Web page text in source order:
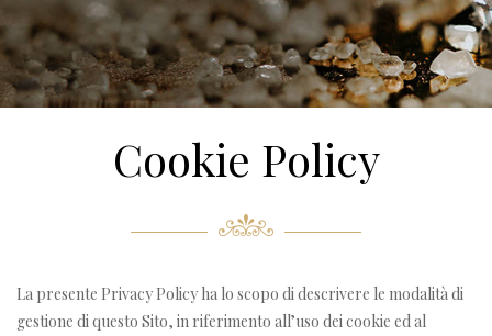
Cookie Policy
La presente Privacy Policy ha lo scopo di descrivere le modalità di
gestione di questo Sito, in riferimento all’uso dei cookie ed al